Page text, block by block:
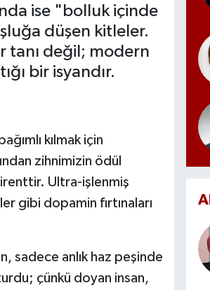
ise "bolluk içinde
düşen kitleler.
tanı değil; modern
bir isyandır.
kılmak için
zihnimizin ödül
Ultra-işlenmiş
gibi dopamin fırtınaları
sadece anlık haz peşinde
çünkü doyan insan,